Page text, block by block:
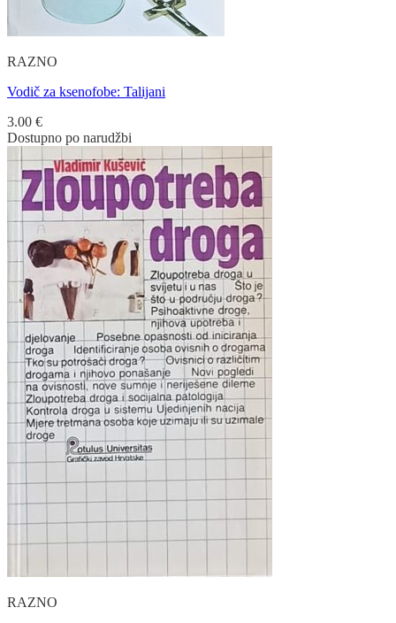
RAZNO
Vodič za ksenofobe: Talijani
3.00 €
Dostupno po narudžbi
RAZNO